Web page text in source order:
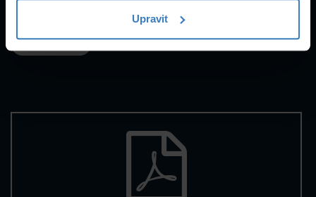
Upravit
Datasheety